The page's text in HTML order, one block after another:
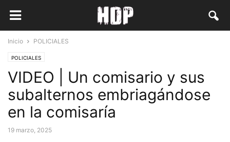
Inicio POLICIALES
POLICIALES
VIDEO | Un comisario y sus
subalternos embriagándose
en la comisaría
19 marzo, 2025